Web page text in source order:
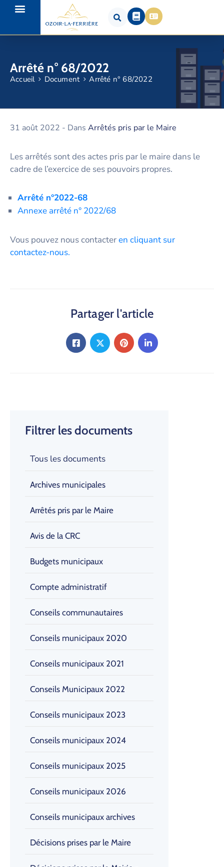
Arrêté n° 68/2022
Accueil Document Arrêté n° 68/2022
Filtrer les documents
Tous les documents
Archives municipales
Arrêtés pris par le Maire
Avis de la CRC
Budgets municipaux
Compte administratif
Conseils communautaires
Conseils municipaux 2020
Conseils municipaux 2021
Conseils Municipaux 2022
Conseils municipaux 2023
Conseils municipaux 2024
Conseils municipaux 2025
Conseils municipaux 2026
Conseils municipaux archives
Décisions prises par le Maire
31 août 2022 - Dans Arrêtés pris par le Maire
Les arrêtés sont des actes pris par le maire dans le
cadre de l’exercice de ses pouvoirs propres.
Arrêté n°2022-68
Annexe arrêté n° 2022/68
Vous pouvez nous contacteren cliquant sur
contactez-nous.
Partager l'article